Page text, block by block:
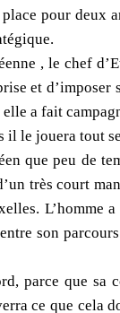
pour deux
, le chef
et
a fait
il le jouera tout
que peu de
très court
L’homme
son
parce que sa
ce que cela